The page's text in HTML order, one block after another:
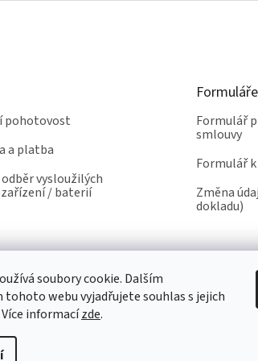
soubory cookie. Dalším
tohoto webu vyjadřujete souhlas s jejich
informacízde.
pohotovost
a platba
vysloužilých
/ baterií
Formuláře
Formulář
smlouvy
Formulář
Změna
dokladu)